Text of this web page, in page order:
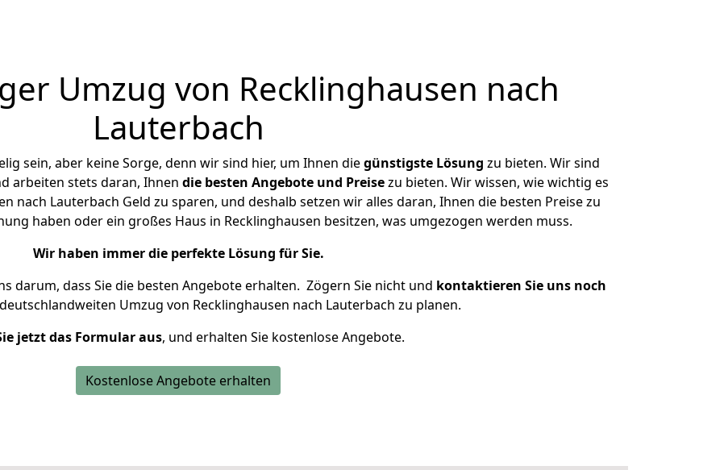
Umzug von Recklinghausen nach
Lauterbach
sein, aber keine Sorge, denn wir sind hier, um Ihnen diegünstigste Lösung zu bieten. Wir sind
arbeiten stets daran, Ihnen die besten Angebote und Preisezu bieten. Wir wissen, wie wichtig es
nach Lauterbach Geld zu sparen, und deshalb setzen wir alles daran, Ihnen die besten Preise zu
haben oder ein großes Haus in Recklinghausen besitzen, was umgezogen werden muss.
Wir haben immer die perfekte Lösung für Sie.
darum, dass Sie die besten Angebote erhalten. Zögern Sie nicht und kontaktieren Sie uns noch
Umzug von Recklinghausen nach Lauterbach zu planen.
jetzt das Formular aus, und erhalten Sie kostenlose Angebote.
Kostenlose Angebote erhalten